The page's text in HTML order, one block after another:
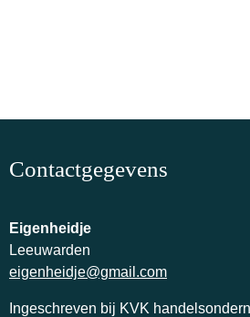
Contactgegevens
Eigenheidje
Leeuwarden
eigenheidje@gmail.com
Ingeschreven bij KVK